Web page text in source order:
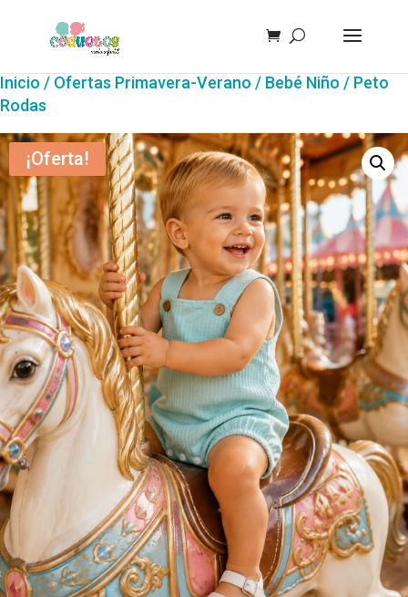
Inicio / Ofertas Primavera-Verano / Bebé Niño / Peto
Rodas
¡Oferta!